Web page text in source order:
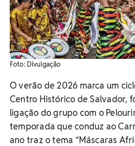
Foto: Divulgação
O verão de 2026 marca um
Centro Histórico de Salvador,
ligação do grupo com o
temporada que conduz ao
ano traz o tema “Máscaras